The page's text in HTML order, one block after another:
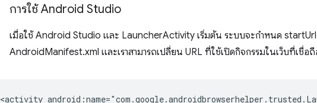
การใช้ Android Studio
เมื่อใช้ Android Studio และ LauncherActivity เริ่มต้น ระบบจะกำหนด
AndroidManifest.xml และเราสามารถเปลี่ยน URL ที่ใช้เปิดกิจกรรมในเว็บที่เชื่อ
<activity